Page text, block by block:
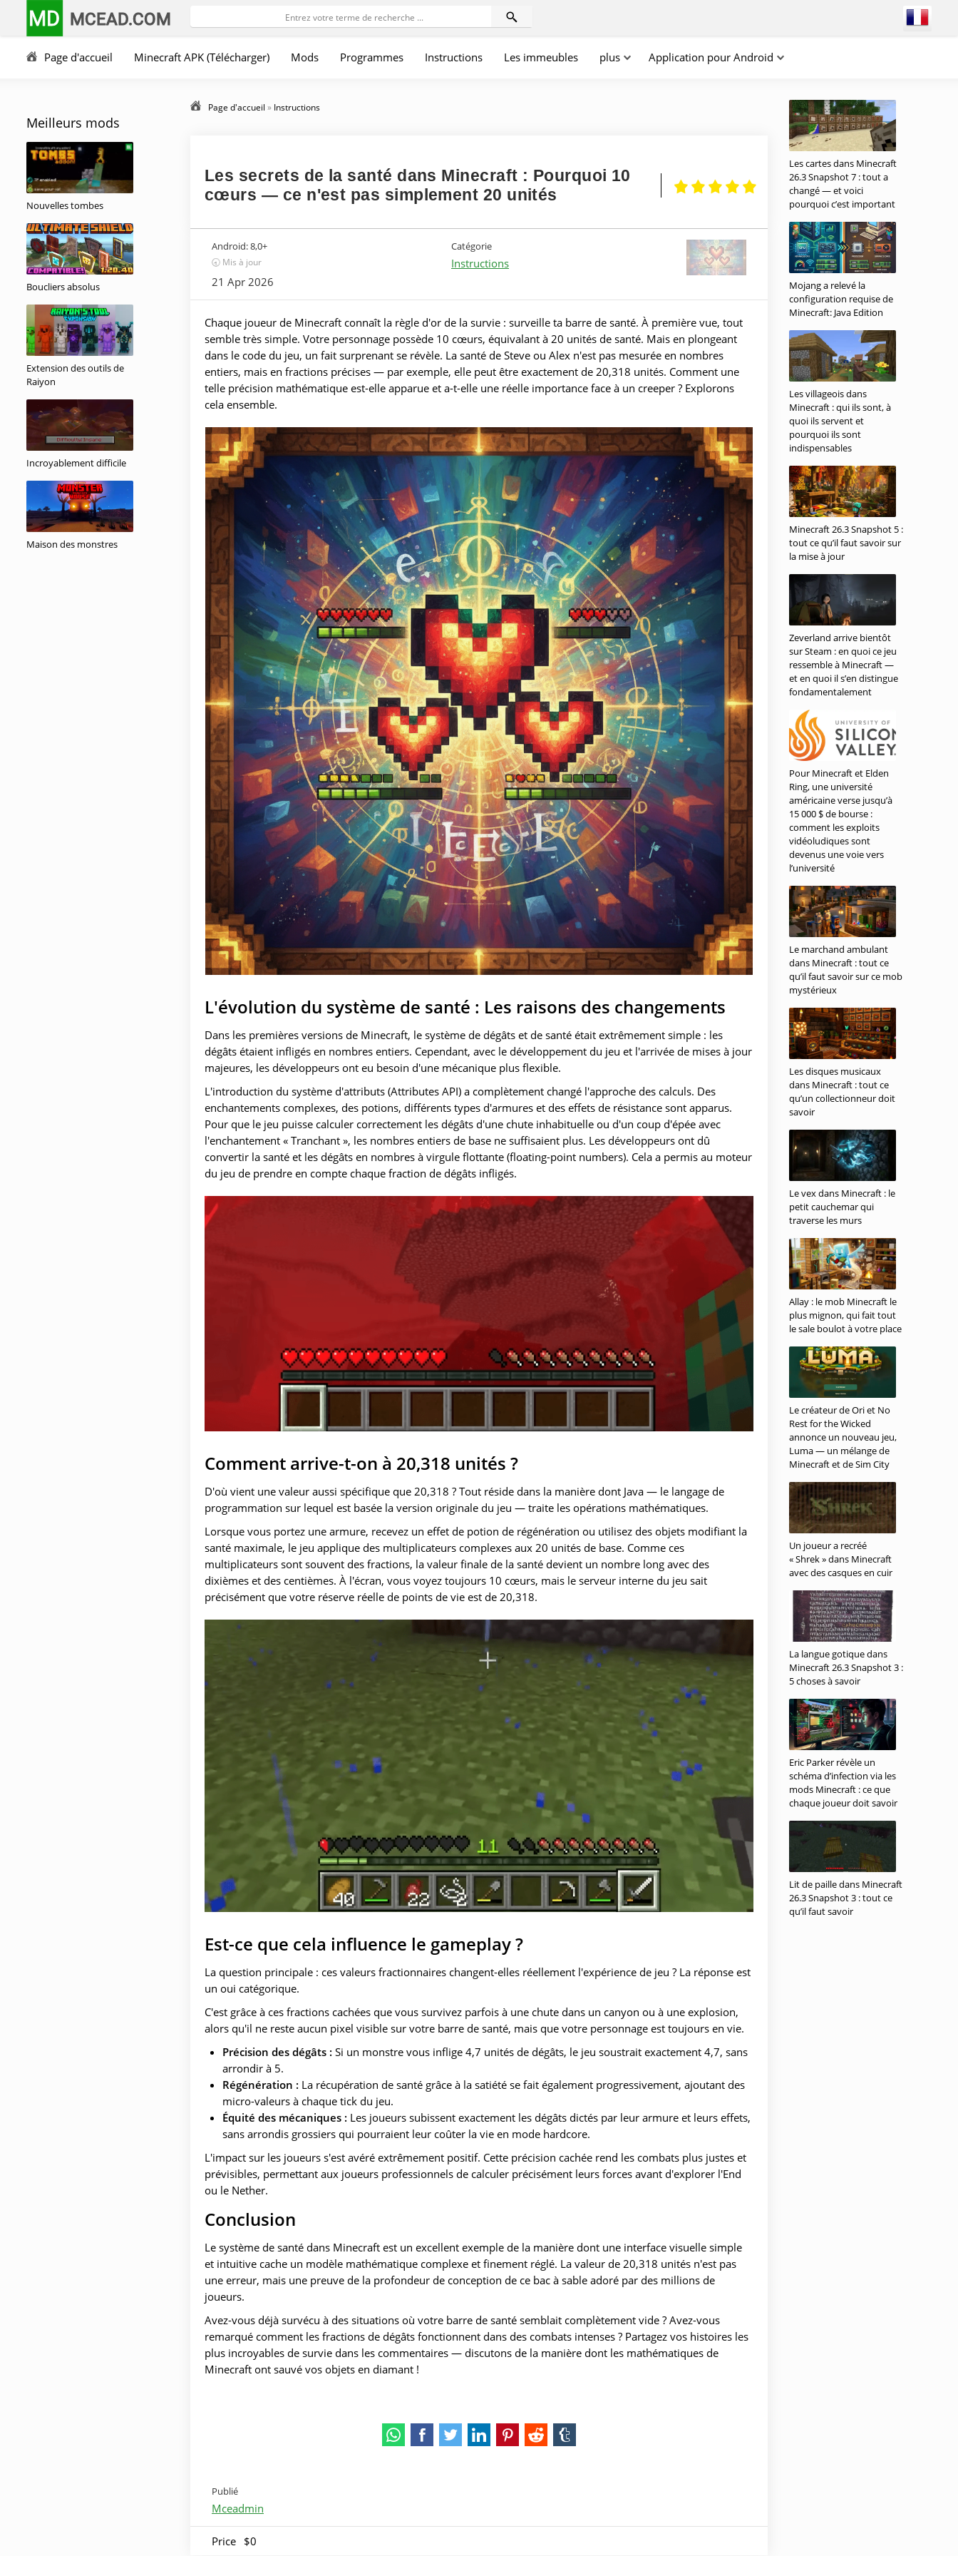
MD MCEAD.COM
Page d'accueil Minecraft APK (Télécharger) Mods Programmes Instructions Les immeubles plus Application pour Android
Meilleurs mods
Nouvelles tombes
Boucliers absolus
Extension des outils de
Raiyon
Incroyablement difficile
Maison des monstres
Page d'accueil » Instructions
Les secrets de la santé dans Minecraft : Pourquoi 10
cœurs — ce n'est pas simplement 20 unités
Android:8,0+
🕣 Mis à jour
21 Apr 2026
Catégorie
Instructions
Chaque joueur de Minecraft connaît la règle d'or de la survie : surveille ta barre de santé. À première vue, tout
semble très simple. Votre personnage possède 10 cœurs, équivalant à 20 unités de santé. Mais en plongeant
dans le code du jeu, un fait surprenant se révèle. La santé de Steve ou Alex n'est pas mesurée en nombres
entiers, mais en fractions précises — par exemple, elle peut être exactement de 20,318 unités. Comment une
telle précision mathématique est-elle apparue et a-t-elle une réelle importance face à un creeper ? Explorons
cela ensemble.
L'évolution du système de santé : Les raisons des changements
Dans les premières versions de Minecraft, le système de dégâts et de santé était extrêmement simple : les
dégâts étaient infligés en nombres entiers. Cependant, avec le développement du jeu et l'arrivée de mises à jour
majeures, les développeurs ont eu besoin d'une mécanique plus flexible.
L'introduction du système d'attributs (Attributes API) a complètement changé l'approche des calculs. Des
enchantements complexes, des potions, différents types d'armures et des effets de résistance sont apparus.
Pour que le jeu puisse calculer correctement les dégâts d'une chute inhabituelle ou d'un coup d'épée avec
l'enchantement « Tranchant », les nombres entiers de base ne suffisaient plus. Les développeurs ont dû
convertir la santé et les dégâts en nombres à virgule flottante (floating-point numbers). Cela a permis au moteur
du jeu de prendre en compte chaque fraction de dégâts infligés.
Comment arrive-t-on à 20,318 unités ?
D'où vient une valeur aussi spécifique que 20,318 ? Tout réside dans la manière dont Java — le langage de
programmation sur lequel est basée la version originale du jeu — traite les opérations mathématiques.
Lorsque vous portez une armure, recevez un effet de potion de régénération ou utilisez des objets modifiant la
santé maximale, le jeu applique des multiplicateurs complexes aux 20 unités de base. Comme ces
multiplicateurs sont souvent des fractions, la valeur finale de la santé devient un nombre long avec des
dixièmes et des centièmes. À l'écran, vous voyez toujours 10 cœurs, mais le serveur interne du jeu sait
précisément que votre réserve réelle de points de vie est de 20,318.
Est-ce que cela influence le gameplay ?
La question principale : ces valeurs fractionnaires changent-elles réellement l'expérience de jeu ? La réponse est
un oui catégorique.
C'est grâce à ces fractions cachées que vous survivez parfois à une chute dans un canyon ou à une explosion,
alors qu'il ne reste aucun pixel visible sur votre barre de santé, mais que votre personnage est toujours en vie.
Précision des dégâts : Si un monstre vous inflige 4,7 unités de dégâts, le jeu soustrait exactement 4,7, sans
arrondir à 5.
Régénération : La récupération de santé grâce à la satiété se fait également progressivement, ajoutant des
micro-valeurs à chaque tick du jeu.
Équité des mécaniques : Les joueurs subissent exactement les dégâts dictés par leur armure et leurs effets,
sans arrondis grossiers qui pourraient leur coûter la vie en mode hardcore.
L'impact sur les joueurs s'est avéré extrêmement positif. Cette précision cachée rend les combats plus justes et
prévisibles, permettant aux joueurs professionnels de calculer précisément leurs forces avant d'explorer l'End
ou le Nether.
Conclusion
Le système de santé dans Minecraft est un excellent exemple de la manière dont une interface visuelle simple
et intuitive cache un modèle mathématique complexe et finement réglé. La valeur de 20,318 unités n'est pas
une erreur, mais une preuve de la profondeur de conception de ce bac à sable adoré par des millions de
joueurs.
Avez-vous déjà survécu à des situations où votre barre de santé semblait complètement vide ? Avez-vous
remarqué comment les fractions de dégâts fonctionnent dans des combats intenses ? Partagez vos histoires les
plus incroyables de survie dans les commentaires — discutons de la manière dont les mathématiques de
Minecraft ont sauvé vos objets en diamant !
Publié
Mceadmin
Price $0
Les cartes dans Minecraft
26.3 Snapshot 7 : tout a
changé — et voici
pourquoi c’est important
Mojang a relevé la
configuration requise de
Minecraft: Java Edition
Les villageois dans
Minecraft : qui ils sont, à
quoi ils servent et
pourquoi ils sont
indispensables
Minecraft 26.3 Snapshot 5 :
tout ce qu’il faut savoir sur
la mise à jour
Zeverland arrive bientôt
sur Steam : en quoi ce jeu
ressemble à Minecraft —
et en quoi il s’en distingue
fondamentalement
Pour Minecraft et Elden
Ring, une université
américaine verse jusqu’à
15 000 $ de bourse :
comment les exploits
vidéoludiques sont
devenus une voie vers
l’université
Le marchand ambulant
dans Minecraft : tout ce
qu’il faut savoir sur ce mob
mystérieux
Les disques musicaux
dans Minecraft : tout ce
qu’un collectionneur doit
savoir
Le vex dans Minecraft : le
petit cauchemar qui
traverse les murs
Allay : le mob Minecraft le
plus mignon, qui fait tout
le sale boulot à votre place
Le créateur de Ori et No
Rest for the Wicked
annonce un nouveau jeu,
Luma — un mélange de
Minecraft et de Sim City
Un joueur a recréé
« Shrek » dans Minecraft
avec des casques en cuir
La langue gotique dans
Minecraft 26.3 Snapshot 3 :
5 choses à savoir
Eric Parker révèle un
schéma d’infection via les
mods Minecraft : ce que
chaque joueur doit savoir
Lit de paille dans Minecraft
26.3 Snapshot 3 : tout ce
qu’il faut savoir